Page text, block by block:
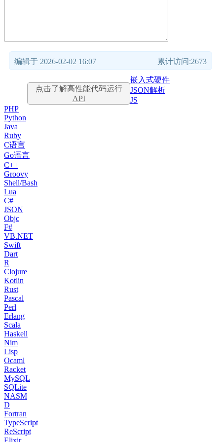
编辑于 2026-02-02 16:07 累计访问:2673
点击了解高性能代码运行
API
嵌入式硬件
JSON解析
JS
PHP
Python
Java
Ruby
C语言
Go语言
C++
Groovy
Shell/Bash
Lua
C#
JSON
Objc
F#
VB.NET
Swift
Dart
R
Clojure
Kotlin
Rust
Pascal
Perl
Erlang
Scala
Haskell
Nim
Lisp
Ocaml
Racket
MySQL
SQLite
NASM
D
Fortran
TypeScript
ReScript